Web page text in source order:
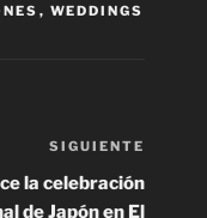
, WEDDINGS
entrada
SIGUIENTE
la celebración
de Japón en El